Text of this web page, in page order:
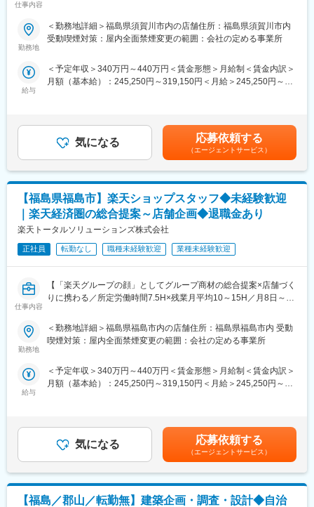
■組織構成：
1店舗あたり店長1名、スタッフ5～15名で運営。チームワークを
変更の範囲：会社の定める業務
しています。また、ユーチューバー等のメディア関係のクライア
ントも多数抱えています。
■仕訳入力について
・担当件数やクライアントの規模に応じて補助者をつけながら対
■キャリアパス
当社はクライアントサービスに関わる様々な部門を設けているた
す。
・相続、株価評価、資産税等
・財務コンサルティング
・M&A
・事業承継
・創業支援等
■働く環境
・年間休日120日以上、完全週休2日制
・残業月20時間程度
■組織構成
名）
仕事内容
楽天モバイルショップに来店されるお客様へ、スマートフォン・
料金プラン・楽天カード・楽天市場・楽天ポイントなど、楽天経
て、お客様の生活をより豊かにするトータルサポートを行うポジ
ションです。
・新規契約・機種変更の受付および提案
・料金プラン、楽天ポイント活用、楽天カード、各種サービスの
案内
・スマホの初期設定・データ移行サポート
・問い合わせ対応
◇店舗運営
・在庫管理、売り場づくり、POP作成
・KPI管理・数値振り返り
■教育体制：
サービス知識・業務の流れなど基礎から学べ、楽天グループ共通
のeラーニングでビジネススキルの習得も可能。未経験でも安心し
■このポジションの魅力：
◇未経験でも成長しやすいシンプルなオペレーション
く、早期に独り立ちが可能です。
◇事業づくりに携われるやりがい
後発キャリアだからこそ柔軟で風通しがよく、改善提案や企画が
店舗運営に活かされやすい文化があります。
■キャリアパス：
スタッフ（R CREW）としてご活躍いただいたのち、約1年で店長
勤務地
＜勤務地詳細＞福島県須賀川市内の店舗住所：福島県須賀川市内
受動喫煙対策：屋内全面禁煙変更の範囲：会社の定める事業所
給与
＜予定年収＞340万円～440万円＜賃金形態＞月給制＜賃金内訳＞
月額（基本給）：245,250円～319,150円＜月給＞245,250円～
金はあくまでも目安の金額であり、選考を通じて上下する可能性
があります。月給(月額)は固定手当を含めた表記です。
気になる 応募依頼する
（エージェントサービス）
【福島県福島市】楽天ショップスタッフ◆未経験歓迎
｜楽天経済圏の総合提案～店舗企画◆退職金あり
楽天トータルソリューションズ株式会社
正社員 転勤なし 職種未経験歓迎 業種未経験歓迎
仕事内容
【「楽天グループの顔」としてグループ商材の総合提案×店舗づく
りに携わる／所定労働時間7.5H×残業月平均10～15H／月8日～休
楽天モバイルショップに来店されるお客様へ、スマートフォン・
料金プラン・楽天カード・楽天市場・楽天ポイントなど、楽天経
て、お客様の生活をより豊かにするトータルサポートを行うポジ
ションです。
・新規契約・機種変更の受付および提案
・料金プラン、楽天ポイント活用、楽天カード、各種サービスの
案内
・スマホの初期設定・データ移行サポート
・問い合わせ対応
勤務地
＜勤務地詳細＞福島県福島市内の店舗住所：福島県福島市内 受動
喫煙対策：屋内全面禁煙変更の範囲：会社の定める事業所
給与
＜予定年収＞340万円～440万円＜賃金形態＞月給制＜賃金内訳＞
月額（基本給）：245,250円～319,150円＜月給＞245,250円～
金はあくまでも目安の金額であり、選考を通じて上下する可能性
があります。月給(月額)は固定手当を含めた表記です。
気になる 応募依頼する
（エージェントサービス）
【福島／郡山／転勤無】建築企画・調査・設計◆自治